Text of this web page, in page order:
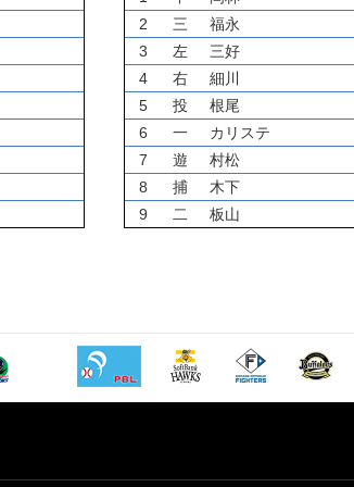
2
三
福永
3
左
三好
4
右
細川
5
投
根尾
6
一
カリステ
7
遊
村松
8
捕
木下
9
二 板山